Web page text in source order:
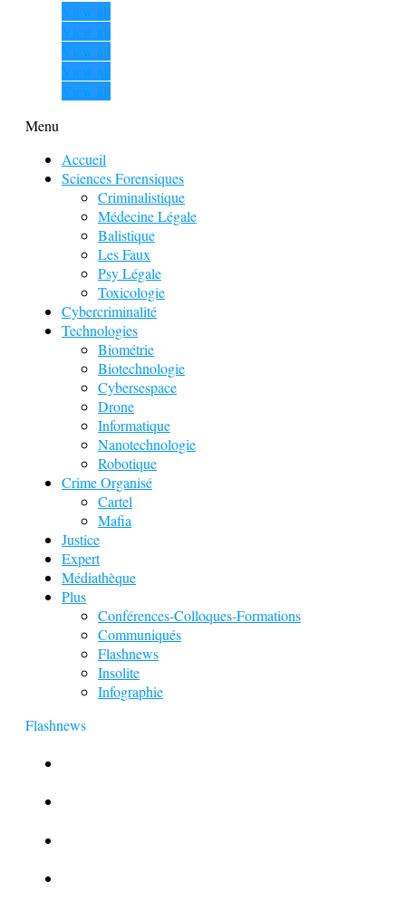
View all
View all
View all
View all
View all
Menu
Accueil
Sciences Forensiques
Criminalistique
Médecine Légale
Balistique
Les Faux
Psy Légale
Toxicologie
Cybercriminalité
Technologies
Biométrie
Biotechnologie
Cybersespace
Drone
Informatique
Nanotechnologie
Robotique
Crime Organisé
Cartel
Mafia
Justice
Expert
Médiathèque
Plus
Conférences-Colloques-Formations
Communiqués
Flashnews
Insolite
Infographie
Flashnews